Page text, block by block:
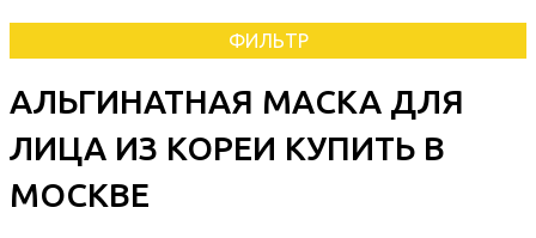
ФИЛЬТР
АЛЬГИНАТНАЯ МАСКА ДЛЯ
ЛИЦА ИЗ КОРЕИ КУПИТЬ В
МОСКВЕ